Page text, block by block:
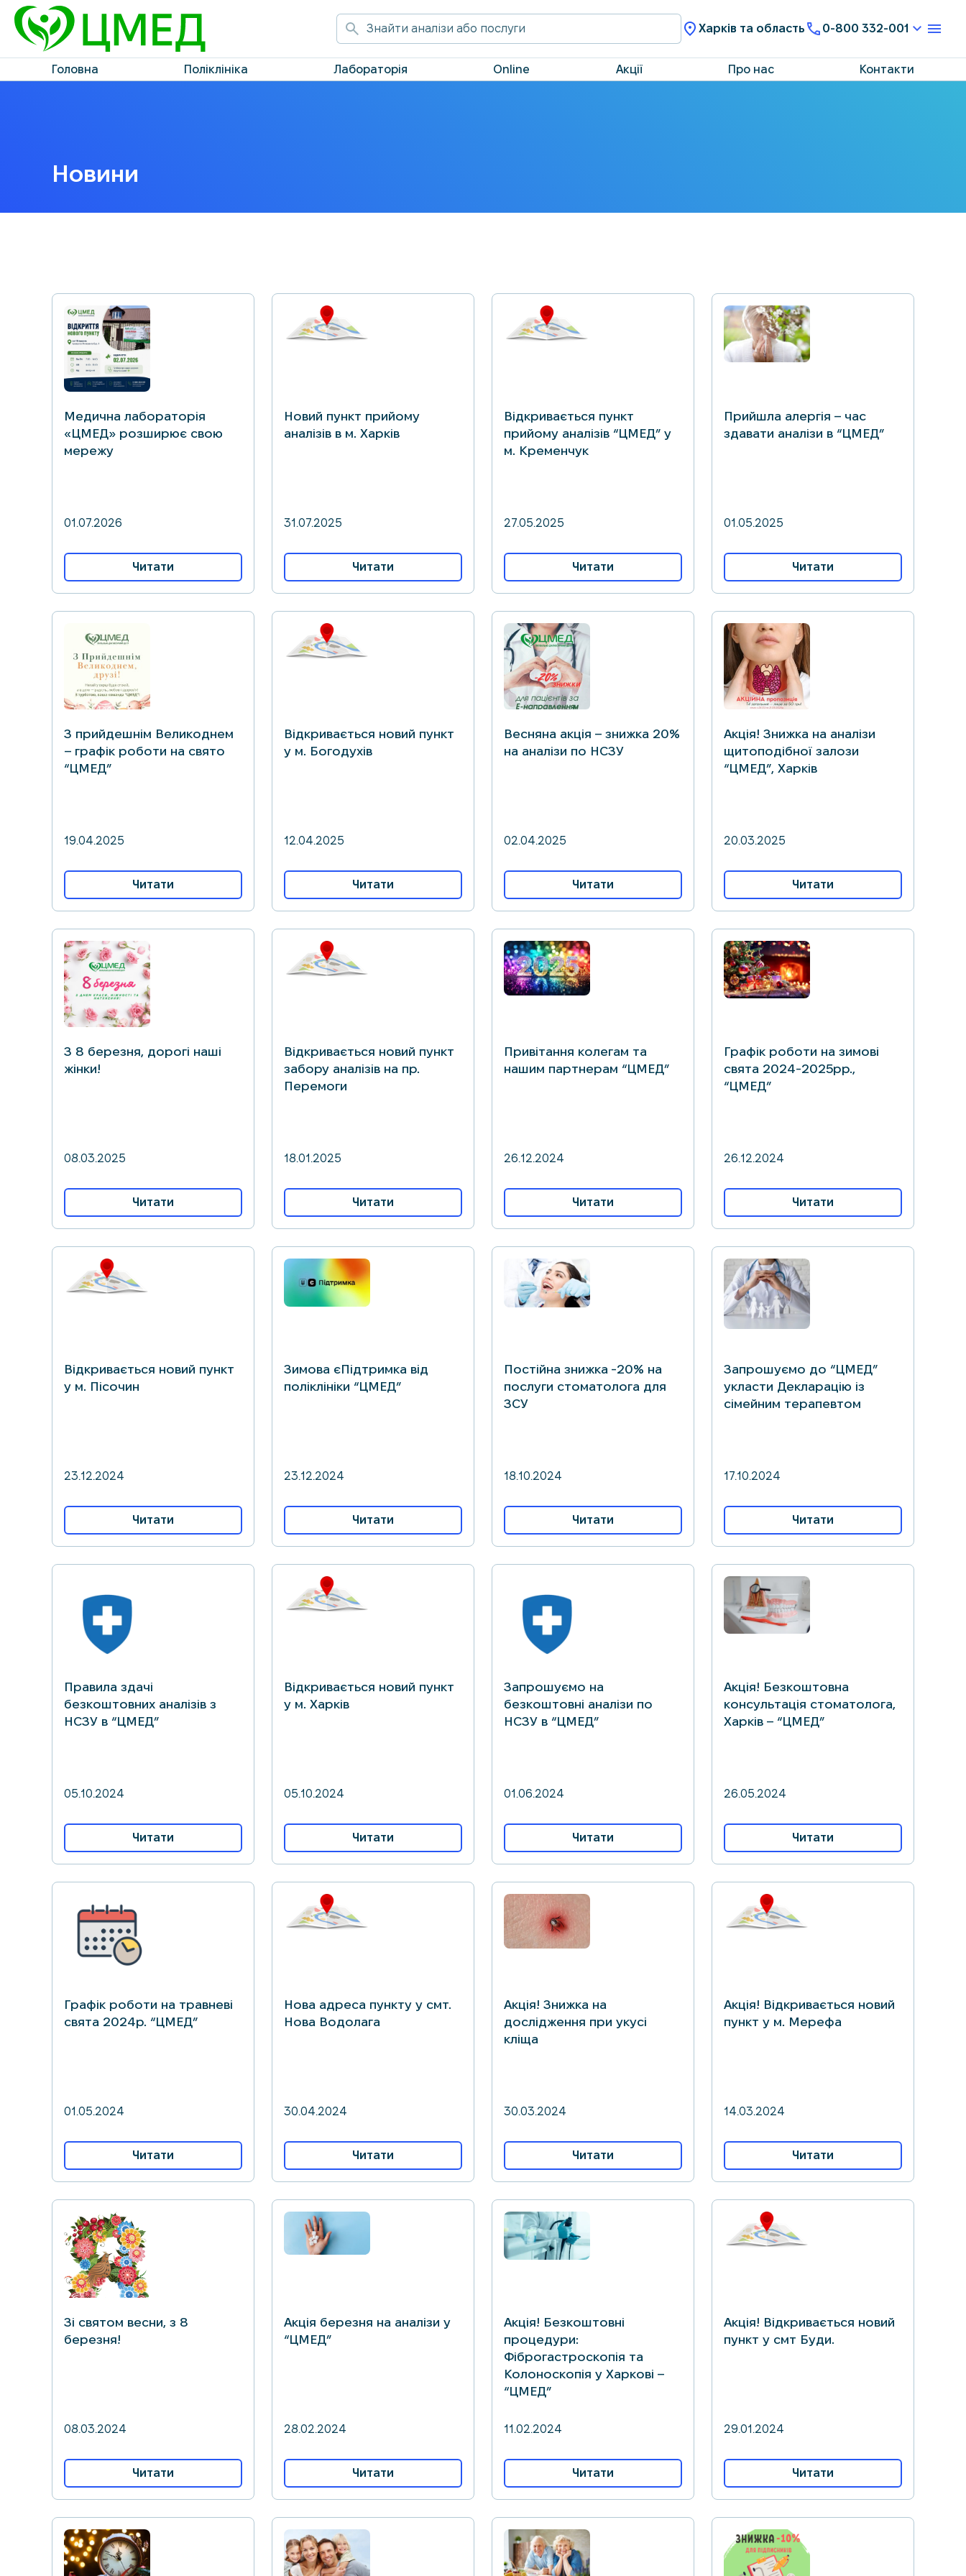
Харків та область 0-800 332-001
Головна Поліклініка Лабораторія Online Акції Про нас Контакти
Новини
Медична лабораторія
«ЦМЕД» розширює свою
мережу
01.07.2026
Читати
Новий пункт прийому
аналізів в м. Харків
31.07.2025
Читати
Відкривається пункт
прийому аналізів “ЦМЕД” у
м. Кременчук
27.05.2025
Читати
Прийшла алергія – час
здавати аналізи в “ЦМЕД”
01.05.2025
Читати
З прийдешнім Великоднем
– графік роботи на свято
“ЦМЕД”
19.04.2025
Читати
Відкривається новий пункт
у м. Богодухів
12.04.2025
Читати
Весняна акція – знижка 20%
на аналізи по НСЗУ
02.04.2025
Читати
Акція! Знижка на аналізи
щитоподібної залози
“ЦМЕД”, Харків
20.03.2025
Читати
З 8 березня, дорогі наші
жінки!
08.03.2025
Читати
Відкривається новий пункт
забору аналізів на пр.
Перемоги
18.01.2025
Читати
Привітання колегам та
нашим партнерам “ЦМЕД”
26.12.2024
Читати
Графік роботи на зимові
свята 2024-2025рр.,
“ЦМЕД”
26.12.2024
Читати
Відкривається новий пункт
у м. Пісочин
23.12.2024
Читати
Зимова єПідтримка від
поліклініки “ЦМЕД”
23.12.2024
Читати
Постійна знижка -20% на
послуги стоматолога для
ЗСУ
18.10.2024
Читати
Запрошуємо до “ЦМЕД”
укласти Декларацію із
сімейним терапевтом
17.10.2024
Читати
Правила здачі
безкоштовних аналізів з
НСЗУ в “ЦМЕД”
05.10.2024
Читати
Відкривається новий пункт
у м. Харків
05.10.2024
Читати
Запрошуємо на
безкоштовні аналізи по
НСЗУ в “ЦМЕД”
01.06.2024
Читати
Акція! Безкоштовна
консультація стоматолога,
Харків – “ЦМЕД”
26.05.2024
Читати
Графік роботи на травневі
свята 2024р. “ЦМЕД”
01.05.2024
Читати
Нова адреса пункту у смт.
Нова Водолага
30.04.2024
Читати
Акція! Знижка на
дослідження при укусі
кліща
30.03.2024
Читати
Акція! Відкривається новий
пункт у м. Мерефа
14.03.2024
Читати
Зі святом весни, з 8
березня!
08.03.2024
Читати
Акція березня на аналізи у
“ЦМЕД”
28.02.2024
Читати
Акція! Безкоштовні
процедури:
Фіброгастроскопія та
Колоноскопія у Харкові –
“ЦМЕД”
11.02.2024
Читати
Акція! Відкривається новий
пункт у смт Буди.
29.01.2024
Читати